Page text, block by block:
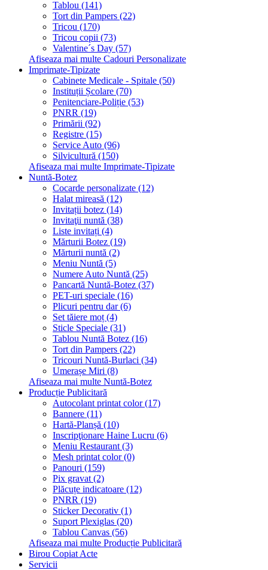
Tablou (141)
Tort din Pampers (22)
Tricou (170)
Tricou copii (73)
Valentine´s Day (57)
Afiseaza mai multe Cadouri Personalizate
Imprimate-Tipizate
Cabinete Medicale - Spitale (50)
Instituții Școlare (70)
Penitenciare-Poliție (53)
PNRR (19)
Primării (92)
Registre (15)
Service Auto (96)
Silvicultură (150)
Afiseaza mai multe Imprimate-Tipizate
Nuntă-Botez
Cocarde personalizate (12)
Halat mireasă (12)
Invitații botez (14)
Invitaţii nuntă (38)
Liste invitați (4)
Mărturii Botez (19)
Mărturii nuntă (2)
Meniu Nuntă (5)
Numere Auto Nuntă (25)
Pancartă Nuntă-Botez (37)
PET-uri speciale (16)
Plicuri pentru dar (6)
Set tăiere moț (4)
Sticle Speciale (31)
Tablou Nuntă Botez (16)
Tort din Pampers (22)
Tricouri Nuntă-Burlaci (34)
Umerașe Miri (8)
Afiseaza mai multe Nuntă-Botez
Producție Publicitară
Autocolant printat color (17)
Bannere (11)
Hartă-Planșă (10)
Inscripţionare Haine Lucru (6)
Meniu Restaurant (3)
Mesh printat color (0)
Panouri (159)
Pix gravat (2)
Plăcuțe indicatoare (12)
PNRR (19)
Sticker Decorativ (1)
Suport Plexiglas (20)
Tablou Canvas (56)
Afiseaza mai multe Producție Publicitară
Birou Copiat Acte
Servicii